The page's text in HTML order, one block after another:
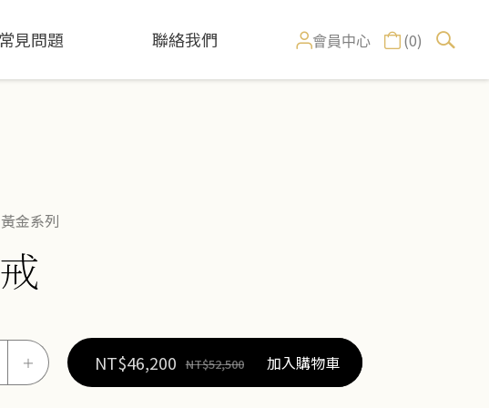
常見問題 聯絡我們 會員中心 (0)
黃金系列
＋ NT$46,200 NT$52,500 加入購物車